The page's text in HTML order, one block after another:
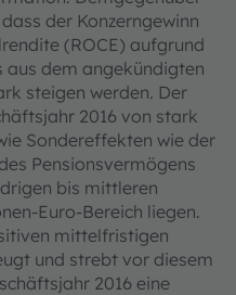
der Konzerngewinn
(ROCE) aufgrund
aus dem angekündigten
steigen werden. Der
2016 von stark
Sondereffekten wie der
Pensionsvermögens
bis mittleren
Euro-Bereich liegen.
mittelfristigen
und strebt vor diesem
2016 eine